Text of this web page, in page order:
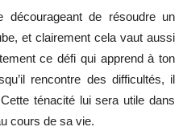
de résoudre un
et clairement cela vaut aussi
ce défi qui apprend à ton
rencontre des difficultés, il
ténacité lui sera utile dans
cours de sa vie.